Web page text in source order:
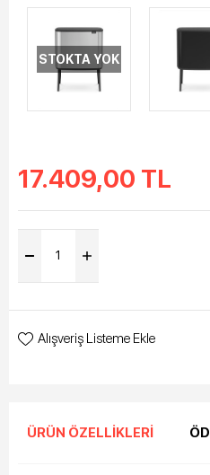
STOKTA YOK
17.409,00 TL
Alışveriş Listeme Ekle
ÜRÜN ÖZELLIKLERI